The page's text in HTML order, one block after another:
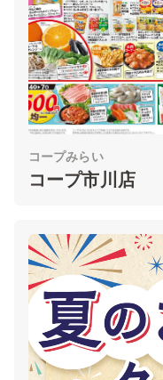
コープみらい
コープ市川店